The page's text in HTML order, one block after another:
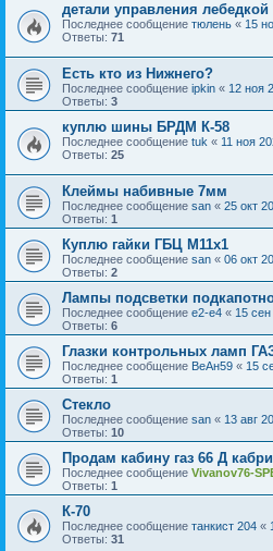
детали управления лебедкой
Последнее сообщение тюлень « 15
Ответы: 71
Есть кто из Нижнего?
Последнее сообщение ipkin « 12 ноя
Ответы: 3
куплю шины БРДМ К-58
Последнее сообщение tuk « 11 ноя
Ответы: 25
Клеймы набивные 7мм
Последнее сообщение san « 25 окт
Ответы: 1
Куплю гайки ГБЦ М11х1
Последнее сообщение san « 06 окт
Ответы: 2
Лампы подсветки
Последнее сообщение e2-e4 « 15
Ответы: 6
Глазки контрольных ламп
Последнее сообщение ВеАн59 « 15
Ответы: 1
Стекло
Последнее сообщение san « 13 авг
Ответы: 10
Продам кабину газ 66 Д
Последнее сообщение Vivanov76-
Ответы: 1
К-70
Последнее сообщение танкист 204 «
Ответы: 31